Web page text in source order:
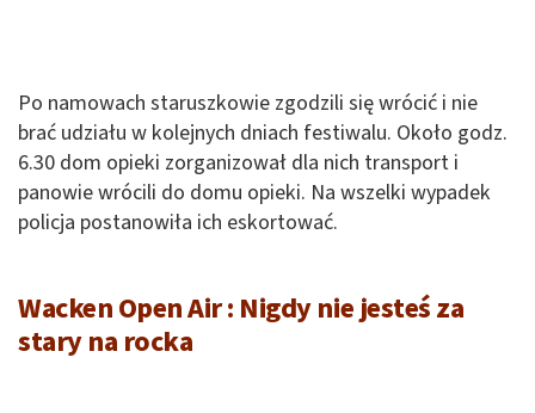
Po namowach staruszkowie zgodzili się wrócić i nie
brać udziału w kolejnych dniach festiwalu. Około godz.
6.30 dom opieki zorganizował dla nich transport i
panowie wrócili do domu opieki. Na wszelki wypadek
policja postanowiła ich eskortować.
Wacken Open Air : Nigdy nie jesteś za
stary na rocka